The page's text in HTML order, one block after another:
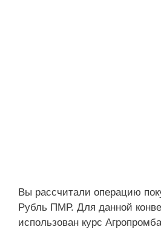
Вы рассчитали операцию
Рубль ПМР. Для данной
использован курс